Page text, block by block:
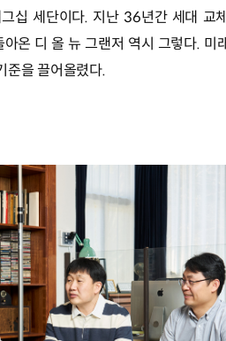
십 세단이다. 지난 36년간 세대
온 디 올 뉴 그랜저 역시 그렇다.
준을 끌어올렸다.